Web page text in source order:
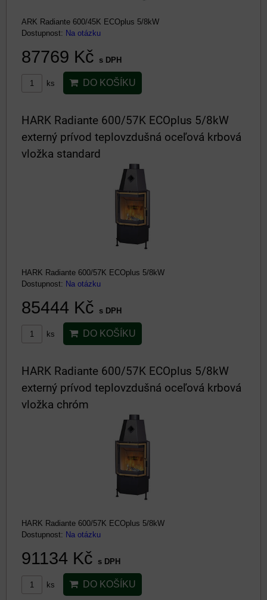
ARK Radiante 600/45K ECOplus 5/8kW
Dostupnost: Na otázku
87769 Kč s DPH
ks DO KOŠÍKU
HARK Radiante 600/57K ECOplus 5/8kW
externý prívod teplovzdušná oceľová krbová
vložka standard
HARK Radiante 600/57K ECOplus 5/8kW
Dostupnost: Na otázku
85444 Kč s DPH
ks DO KOŠÍKU
HARK Radiante 600/57K ECOplus 5/8kW
externý prívod teplovzdušná oceľová krbová
vložka chróm
HARK Radiante 600/57K ECOplus 5/8kW
Dostupnost: Na otázku
91134 Kč s DPH
ks DO KOŠÍKU